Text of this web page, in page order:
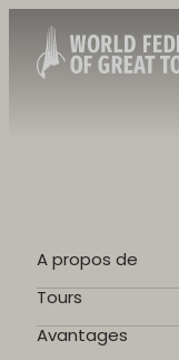
A propos de
Tours
Avantages